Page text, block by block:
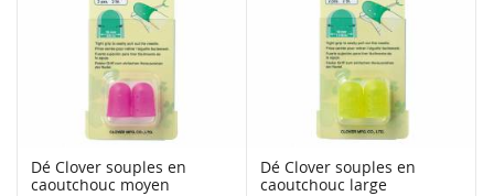
Dé Clover souples en
caoutchouc moyen
Dé Clover souples en
caoutchouc large